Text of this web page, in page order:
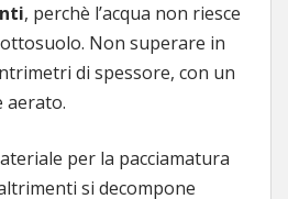
, perchè l’acqua non riesce
Non superare in
di spessore, con un
aerato.
per la pacciamatura
si decompone